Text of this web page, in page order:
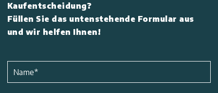
Kaufentscheidung?
Füllen Sie das untenstehende Formular aus
und wir helfen Ihnen!
Name*